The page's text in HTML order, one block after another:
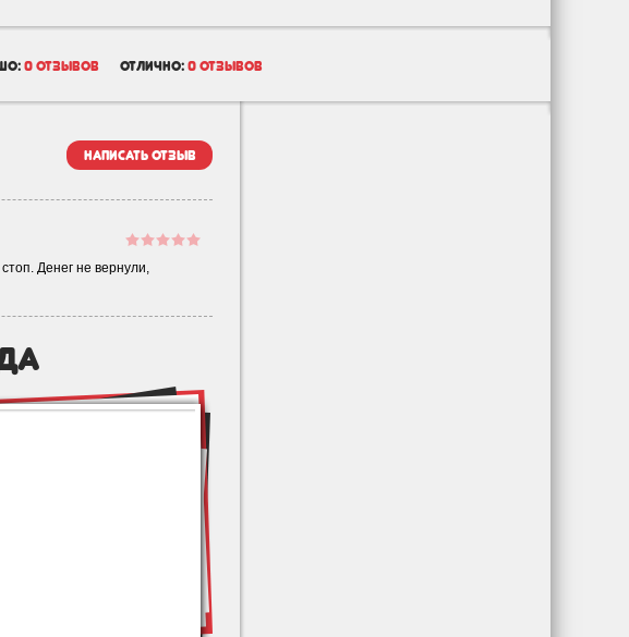
0 отзывов отлично: 0 отзывов
написать отзыв
Денег не вернули,